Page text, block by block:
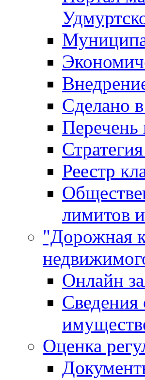
Сделано
Перечень
Реестр
лимитов
"Дорожная
Онлайн
Оценка